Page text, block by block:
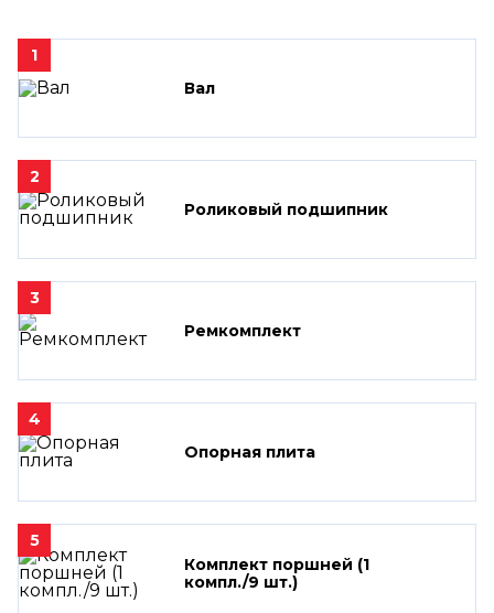
1
Вал
2
Роликовый подшипник
3
Ремкомплект
4
Опорная плита
5
Комплект поршней (1
компл./9 шт.)